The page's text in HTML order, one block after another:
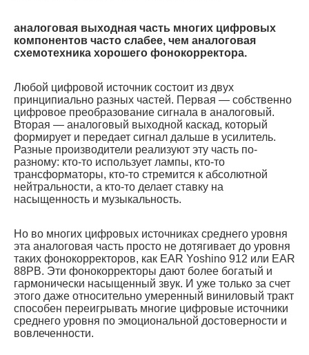
аналоговая выходная часть многих цифровых
компонентов часто слабее, чем аналоговая
схемотехника хорошего фонокорректора.
Любой цифровой источник состоит из двух
принципиально разных частей. Первая — собственно
цифровое преобразование сигнала в аналоговый.
Вторая — аналоговый выходной каскад, который
формирует и передает сигнал дальше в усилитель.
Разные производители реализуют эту часть по-
разному: кто-то использует лампы, кто-то
трансформаторы, кто-то стремится к абсолютной
нейтральности, а кто-то делает ставку на
насыщенность и музыкальность.
Но во многих цифровых источниках среднего уровня
эта аналоговая часть просто не дотягивает до уровня
таких фонокорректоров, как EAR Yoshino 912 или EAR
88PB. Эти фонокорректоры дают более богатый и
гармонически насыщенный звук. И уже только за счет
этого даже относительно умеренный виниловый тракт
способен переигрывать многие цифровые источники
среднего уровня по эмоциональной достоверности и
вовлеченности.